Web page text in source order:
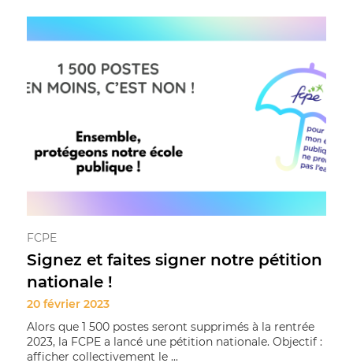
FCPE
Signez et faites signer notre pétition
nationale !
20 février 2023
Alors que 1 500 postes seront supprimés à la rentrée
2023, la FCPE a lancé une pétition nationale. Objectif :
afficher collectivement le ...